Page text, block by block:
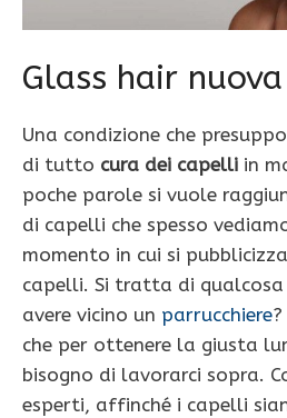
Glass hair
Una condizione che
di tutto cura dei capelli in
poche parole si vuole
di capelli che spesso
momento in cui si
capelli. Si tratta di qualcosa
avere vicino un parrucchiere
che per ottenere la giusta
bisogno di lavorarci sopra.
esperti, affinché i capelli